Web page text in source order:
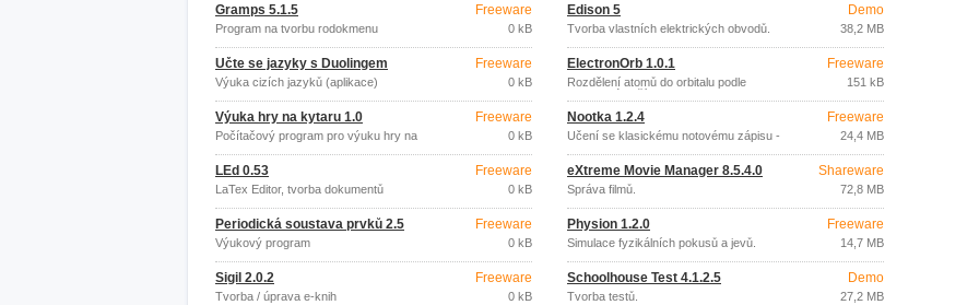
Gramps 5.1.5
Program na tvorbu rodokmenu
Freeware
0 kB
Učte se jazyky s Duolingem
Výuka cizích jazyků (aplikace)
Freeware
0 kB
Výuka hry na kytaru 1.0
Počítačový program pro výuku hry na
Freeware
0 kB
LEd 0.53
LaTex Editor, tvorba dokumentů
Freeware
0 kB
Periodická soustava prvků 2.5
Výukový program
Freeware
0 kB
Sigil 2.0.2
Tvorba / úprava e-knih
Freeware
0 kB
Edison 5
Tvorba vlastních elektrických obvodů.
Demo
38,2 MB
ElectronOrb 1.0.1
Rozdělení atomů do orbitalu podle
protonového čísla.
Freeware
151 kB
Nootka 1.2.4
Učení se klasickému notovému zápisu -
Freeware
24,4 MB
eXtreme Movie Manager 8.5.4.0
Správa filmů.
Shareware
72,8 MB
Physion 1.2.0
Simulace fyzikálních pokusů a jevů.
Freeware
14,7 MB
Schoolhouse Test 4.1.2.5
Tvorba testů.
Demo
27,2 MB